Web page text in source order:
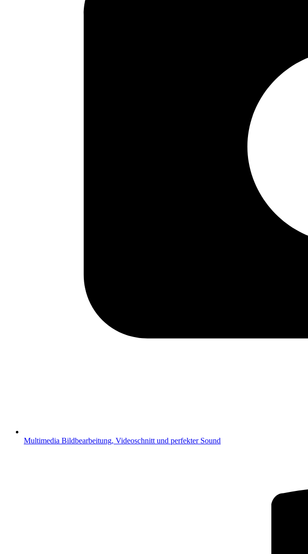
Multimedia Bildbearbeitung, Videoschnitt und perfekter Sound